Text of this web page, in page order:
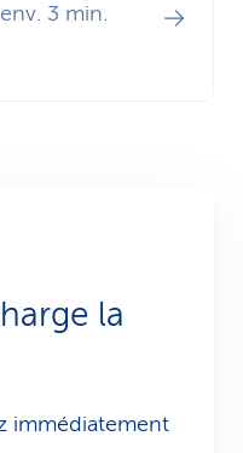
3 min.
la
immédiatement